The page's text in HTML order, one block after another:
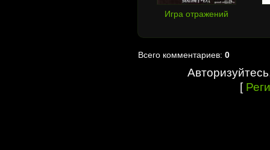
Игра отражений
Всего комментариев: 0
[